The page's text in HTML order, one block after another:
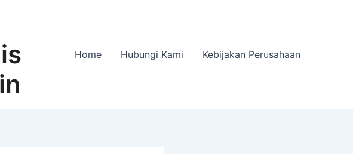
Home Hubungi Kami Kebijakan Perusahaan